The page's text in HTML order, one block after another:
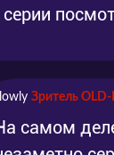
серии
Зритель OLD-
самом